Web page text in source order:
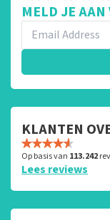
MELD JE
KLANTEN
Op basis van 113.242
Lees reviews